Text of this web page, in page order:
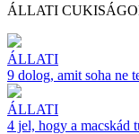
ÁLLATI
ÁLLATI
9 dolog, amit soha ne
ÁLLATI
4 jel, hogy a macskád